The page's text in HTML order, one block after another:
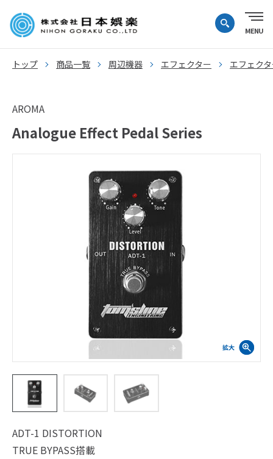
トップ 商品一覧 周辺機器 エフェクター エフェク
AROMA
Analogue Effect Pedal Series
ADT-1 DISTORTION
TRUE BYPASS搭載